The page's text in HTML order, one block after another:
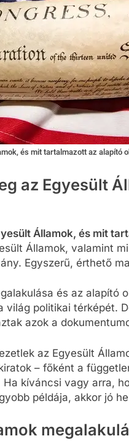
és mit tartalmazott az alapító
az Egyesült
Államok, és mit
Államok, valamint
Egyszerű, érthető
és az
világ politikai térképét.
azok a
az Egyesült
– főként a
kíváncsi vagy arra,
példája, akkor jó